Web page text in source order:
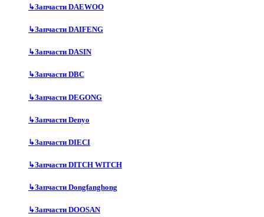
↳Запчасти DAEWOO
↳Запчасти DAIFENG
↳Запчасти DASIN
↳Запчасти DBC
↳Запчасти DEGONG
↳Запчасти Denyo
↳Запчасти DIECI
↳Запчасти DITCH WITCH
↳Запчасти Dongfanghong
↳Запчасти DOOSAN